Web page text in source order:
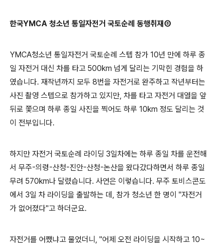
한국YMCA 청소년 통일자전거 국토순례 동행취재⑧
YMCA청소년 통일자전거 국토순례 스텝 참가 10년 만에 하루 종
일 자전거 대신 차를 타고 500km 넘게 달리는 기막힌 경험을 하
였습니다. 재작년까지 모두 8번을 자전거로 완주하고 작년부터는
사진 촬영 스텝으로 참가하고 있지만, 차를 타고 자전거 대열을 앞
뒤로 쫓으며 하루 종일 사진을 찍어도 하루 10km 정도 달리는 것
이 전부입니다.
하지만 자전거 국토순례 라이딩 3일차에는 하루 종일 차를 운전해
서 무주-의령-산청-진안-산청-논산을 왔다갔다하면서 하루 종일
무려 570km나 달렸습니다. 사연은 이렇습니다. 무주 토비스콘도
에서 3일 차 라이딩을 출발하는 데, 참가 청소년 한 명이 "자전거
가 없어졌다"고 하더군요.
자전거를 어쨌냐고 물었더니, "어제 오전 라이딩을 시작하고 10~